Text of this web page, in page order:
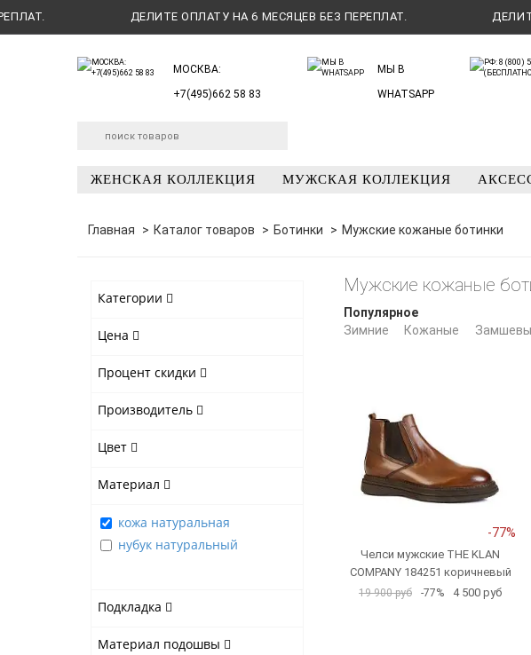
ДЕЛИТЕ ОПЛАТУ НА 6 МЕСЯЦЕВ БЕЗ ПЕРЕПЛАТ. ДЕЛИТЕ
МОСКВА:
+7(495)662 58 83
МЫ В
WHATSAPP
ЖЕНСКАЯ КОЛЛЕКЦИЯ МУЖСКАЯ КОЛЛЕКЦИЯ
Главная Каталог товаров Ботинки Мужские кожаные ботинки
Категории
Цена
Процент скидки
Производитель
Цвет
Материал
кожа натуральная
нубук натуральный
Подкладка
Материал подошвы
Популярное
Зимние
Кожаные
Мужские кожаные
-77%
Челси мужские THE KLAN
COMPANY 184251 коричневый
19 900 руб -77% 4 500 руб